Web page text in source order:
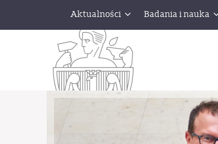
Aktualności Badania i nauka